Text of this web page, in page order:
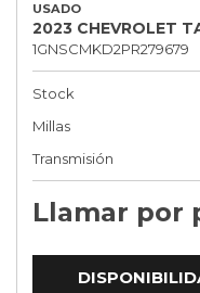
USADO
2023 CHEVROLET
1GNSCMKD2PR279679
Stock
Millas
Transmisión
Llamar por